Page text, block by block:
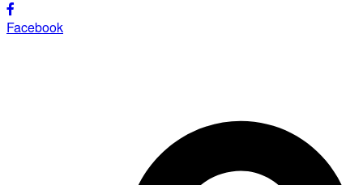
Facebook